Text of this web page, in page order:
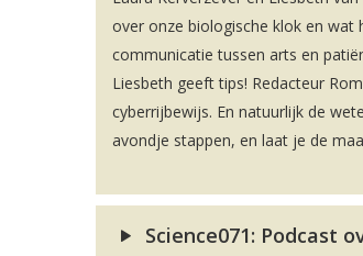
over onze biologische klok en wat
communicatie tussen arts en
Liesbeth geeft tips! Redacteur
cyberrijbewijs. En natuurlijk de
avondje stappen, en laat je de
Science071: Podcast